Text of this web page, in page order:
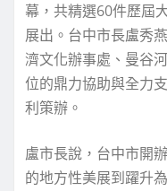
幕，共精選60件歷屆
展出。台中市長盧秀
濟文化辦事處、曼谷
位的鼎力協助與全力
利策辦。
盧市長說，台中市開
的地方性美展到躍升